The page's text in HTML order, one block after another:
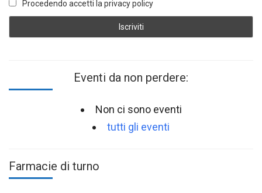
Procedendo accetti la privacy policy
Eventi da non perdere:
Non ci sono eventi
tutti gli eventi
Farmacie di turno